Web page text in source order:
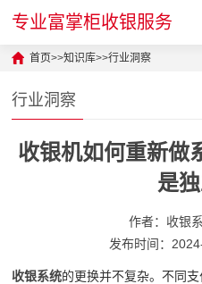
专业富掌柜收银服务
首页>>知识库>>行业洞察
行业洞察
收银机如何重新做
是
作者：收银
发布时间：
收银系统的更换并不复杂。不同